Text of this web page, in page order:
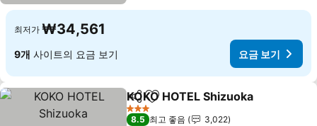
최저가 ₩34,561
9개 사이트의 요금 보기 요금 보기
공유 즐겨찾기에 추가
KOKO HOTEL Shizuoka
3 성급
8.5 최고 좋음
3,022